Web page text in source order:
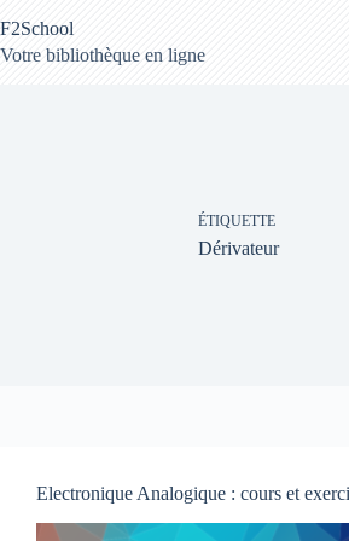
au
contenu
F2School
Votre bibliothèque en ligne
ÉTIQUETTE
Dérivateur
Electronique Analogique : cours et